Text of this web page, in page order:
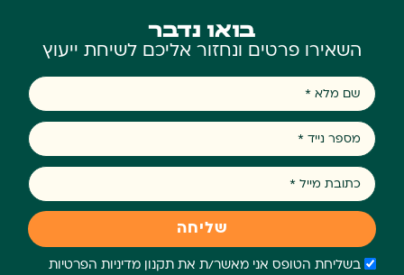
בואו נדבר
השאירו פרטים ונחזור אליכם לשיחת ייעוץ
בשליחת הטופס אני מאשר/ת את תקנון מדיניות הפרטיות
שליחה